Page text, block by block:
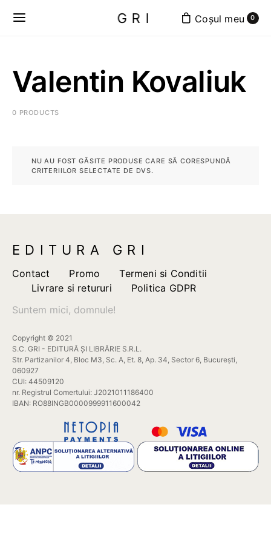
GRI 0
Valentin Kovaliuk
0 PRODUCTS
NU AU FOST GĂSITE PRODUSE CARE SĂ CORESPUNDĂ
CRITERIILOR SELECTATE DE DVS.
EDITURA GRI
Contact Promo
Termeni si Conditii
Livrare si retururi
Politica GDPR
Suntem mici, domnule!
Copyright © 2021
S.C. GRI - EDITURĂ ȘI LIBRĂRIE S.R.L.
Str. Partizanilor 4, Bloc M3, Sc. A, Et. 8, Ap. 34, Sector 6, București,
060927
CUI: 44509120
nr. Registrul Comertului: J2021011186400
IBAN: RO88INGB0000999911600042